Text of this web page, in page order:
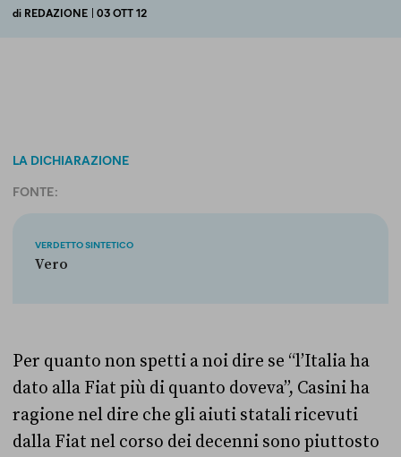
di REDAZIONE | 03 OTT 12
LA DICHIARAZIONE
FONTE:
VERDETTO SINTETICO
Vero
Per quanto non spetti a noi dire se “l’Italia ha
dato alla Fiat più di quanto doveva”, Casini ha
ragione nel dire che gli aiuti statali ricevuti
dalla Fiat nel corso dei decenni sono piuttosto